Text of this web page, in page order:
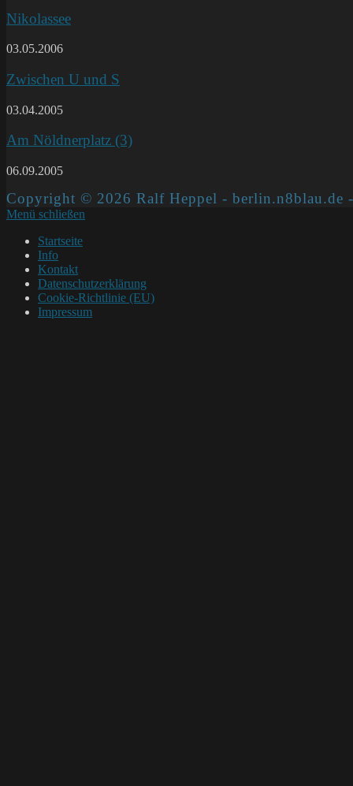
Nikolassee
03.05.2006
Zwischen U und S
03.04.2005
Am Nöldnerplatz (3)
06.09.2005
Copyright © 2026 Ralf Heppel - berlin.n8blau.de
Menü schließen
Startseite
Info
Kontakt
Datenschutzerklärung
Cookie-Richtlinie (EU)
Impressum